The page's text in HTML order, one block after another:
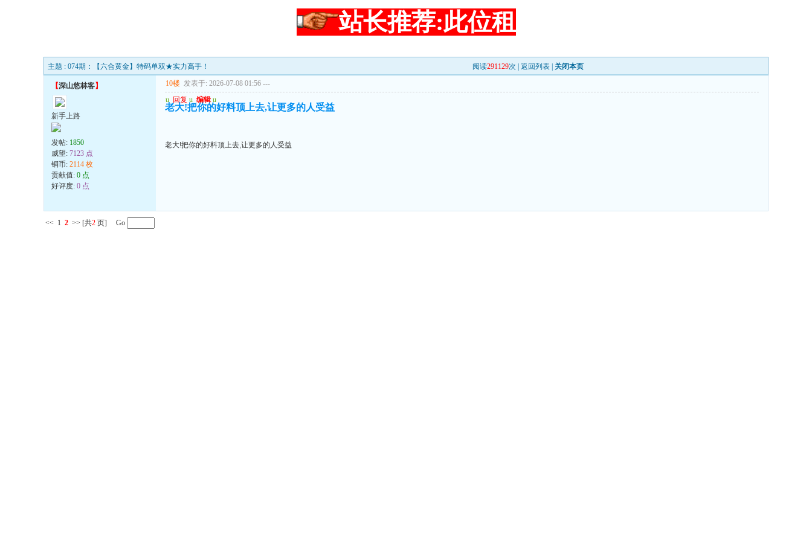
站长推荐:此位租
主题 : 074期：【六合黄金】特码单双★实力高手！ 阅读291129次 | 返回列表 关闭本页
【深山悠林客】
新手上路
发帖: 1850
威望: 7123 点
铜币: 2114 枚
贡献值: 0 点
好评度: 0 点
10楼 发表于: 2026-07-08 01:56 ---
u 回复 u 编辑 u
老大!把你的好料顶上去,让更多的人受益
老大!把你的好料顶上去,让更多的人受益
<< 1 2 >> [共2 页] Go